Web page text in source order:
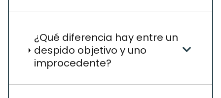
¿Qué diferencia hay entre un
despido objetivo y uno
improcedente?